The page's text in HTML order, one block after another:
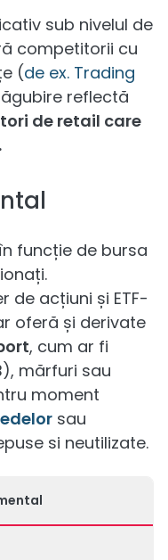
sub nivelul de
competitorii cu
(de ex. Trading
reflectă
de retail care
funcție de bursa
de acțiuni și ETF-
oferă și derivate
, cum ar fi
mărfuri sau
moment
sau
si neutilizate.